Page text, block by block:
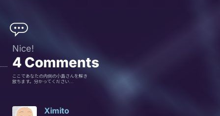
Nice!
4 Comments
ここであなたの内側の小島さんを解き
放ちます。分かってください...
Ximito